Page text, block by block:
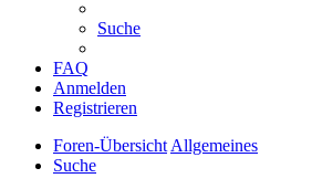
Suche
FAQ
Anmelden
Registrieren
Foren-ÜbersichtAllgemeines
Suche